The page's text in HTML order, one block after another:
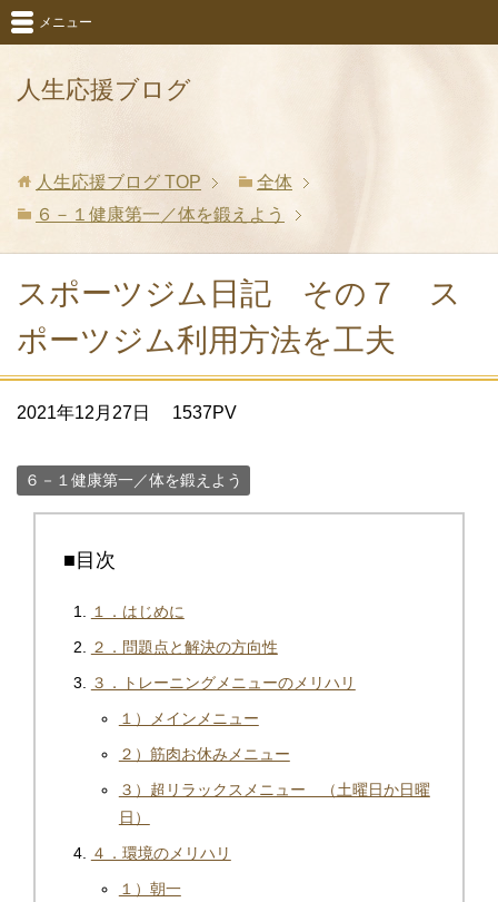
人生応援ブログ
メニュー
人生応援ブログ TOP
全体
６－１健康第一／体を鍛えよう
スポーツジム日記 その７ ス
ポーツジム利用方法を工夫
2021年12月27日 1537PV
６－１健康第一／体を鍛えよう
■目次
１．はじめに
２．問題点と解決の方向性
３．トレーニングメニューのメリハリ
１）メインメニュー
２）筋肉お休みメニュー
３）超リラックスメニュー （土曜日か日曜
日）
４．環境のメリハリ
１）朝一